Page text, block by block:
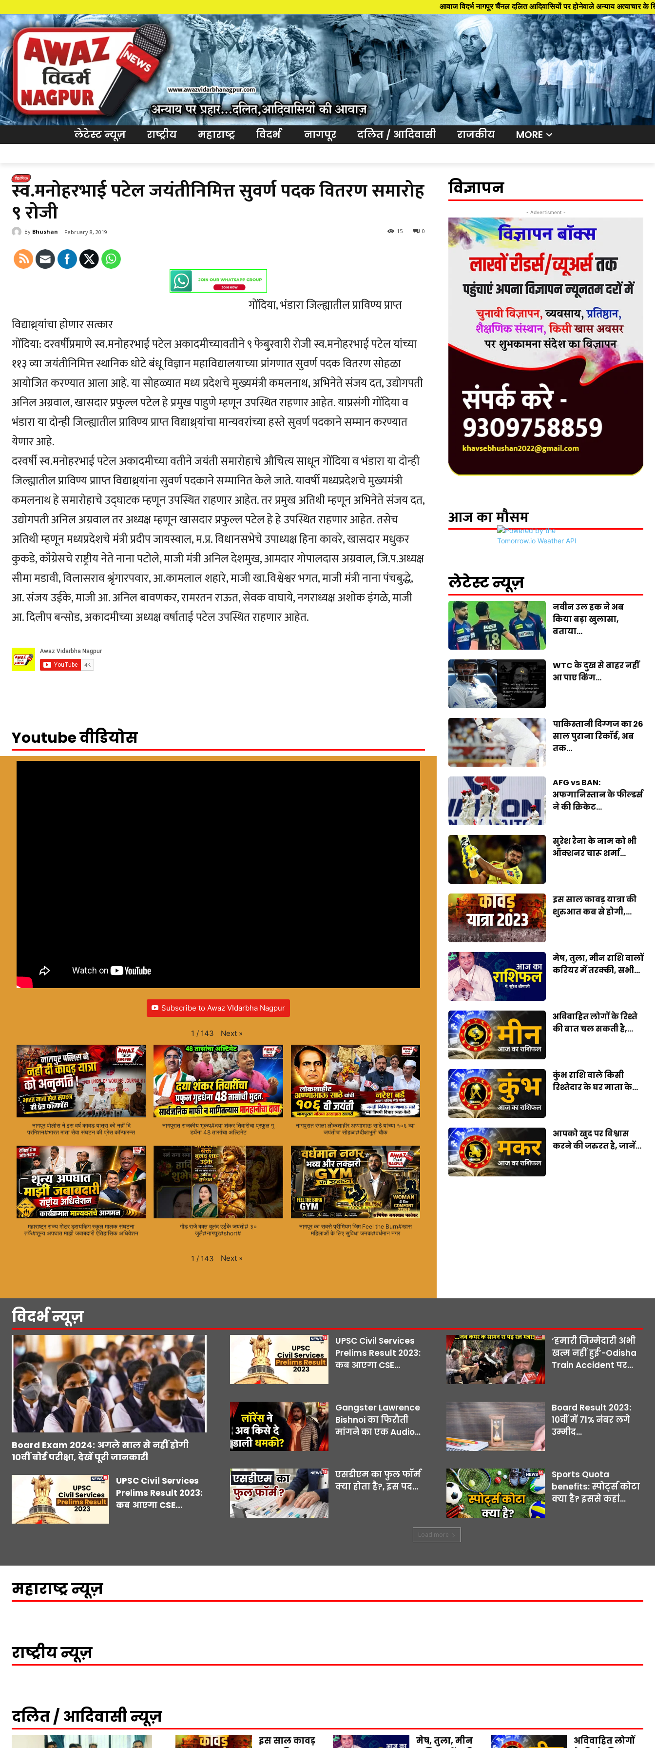
आवाज विदर्भ नागपुर चैंनल दलित आदिवासियों पर होनेवाले अन्याय अत्याचार के खिलाफ
लेटेस्ट न्यूज़ राष्ट्रीय महाराष्ट्र विदर्भ नागपूर दलित / आदिवासी राजकीय MORE
शैक्षणिक
स्व.मनोहरभाई पटेल जयंतीनिमित्त सुवर्ण पदक वितरण समारोह
९ रोजी
By Bhushan February 8, 2019 0
15
गोंदिया, भंडारा जिल्ह्यातील प्राविण्य प्राप्त
विद्याथ्र्यांचा होणार सत्कार
गोंदिया: दरवर्षीप्रमाणे स्व.मनोहरभाई पटेल अकादमीच्यावतीने ९ फेबु्रवारी रोजी स्व.मनोहरभाई पटेल यांच्या
११३ व्या जयंतीनिमित्त स्थानिक धोटे बंधू विज्ञान महाविद्यालयाच्या प्रांगणात सुवर्ण पदक वितरण सोहळा
आयोजित करण्यात आला आहे. या सोहळ्यात मध्य प्रदेशचे मुख्यमंत्री कमलनाथ, अभिनेते संजय दत, उद्योगपती
अनिल अग्रवाल, खासदार प्रफुल्ल पटेल हे प्रमुख पाहुणे म्हणून उपस्थित राहणार आहेत. याप्रसंगी गोंदिया व
भंडारा या दोन्ही जिल्ह्यातील प्राविण्य प्राप्त विद्याथ्र्यांचा मान्यवरांच्या हस्ते सुवर्ण पदकाने सम्मान करण्यात
येणार आहे.
दरवर्षी स्व.मनोहरभाई पटेल अकादमीच्या वतीने जयंती समारोहाचे औचित्य साधून गोंदिया व भंडारा या दोन्ही
जिल्ह्यातील प्राविण्य प्रााप्त विद्याथ्र्यांना सुवर्ण पदकाने सम्मानित केले जाते. यावर्षी मध्यप्रदेशचे मुख्यमंत्री
कमलनाथ हे समारोहाचे उद्घाटक म्हणून उपस्थित राहणार आहेत. तर प्रमुख अतिथी म्हणून अभिनेते संजय दत,
उद्योगपती अनिल अग्रवाल तर अध्यक्ष म्हणून खासदार प्रफुल्ल पटेल हे हे उपस्थित राहणार आहेत. तसेच
अतिथी म्हणून मध्यप्रदेशचे मंत्री प्रदीप जायस्वाल, म.प्र. विधानसभेचे उपाध्यक्ष हिना कावरे, खासदार मधुकर
कुकडे, काँग्रेसचे राष्ट्रीय नेते नाना पटोले, माजी मंत्री अनिल देशमुख, आमदार गोपालदास अग्रवाल, जि.प.अध्यक्ष
सीमा मडावी, विलासराव श्रृंगारपवार, आ.कामलाल शहारे, माजी खा.विश्वेश्वर भगत, माजी मंत्री नाना पंचबुद्धे,
आ. संजय उईके, माजी आ. अनिल बावणकर, रामरतन राऊत, सेवक वाघाये, नगराध्यक्ष अशोक इंगळे, माजी
आ. दिलीप बन्सोड, अकादमीच्या अध्यक्ष वर्षाताई पटेल उपस्थित राहणार आहेत.
Youtube वीडियोस
Subscribe to Awaz VIdarbha Nagpur
1 / 143 Next »
नागपूर पोलीस ने इस वर्ष कावड यात्रा को नहीं दि
परमिशन#भारत माता सेवा संघटन की प्रेस कॉन्फरन्स
नागपुरात राजकीय भूकंप#दया शंकर तिवारीचा प्रफुल गु
डधेंना 48 तासांचा अल्टिमेट
नागपुरात रंगला लोकशाहीर अण्णाभाऊ साठे यांच्या १०६ व्या
जयंतीचा सोहळा#दीक्षाभूमी चौक
महाराष्ट्र राज्य मोटर ड्रायव्हिंग स्कूल मालक संघटना
तर्फे#शून्य अपघात माझी जबाबदारी ऐतिहासिक अधिवेशन
गोंड राजे बक्त बुलंद उईके जयंती# ३०
जुलै#नागपूर#short#
नागपूर का सबसे प्रीमियम जिम Feel the Burn#खास
महिलाओं के लिए सुविधा जनक#वर्धमान नगर
1 / 143 Next »
विज्ञापन
- Advertisment -
आज का मौसम
लेटेस्ट न्यूज़
नवीन उल हक ने अब
किया बड़ा खुलासा,
बताया...
WTC के दुख से बाहर नहीं
आ पाए किंग...
पाकिस्तानी दिग्गज का 26
साल पुराना रिकॉर्ड, अब
तक...
AFG vs BAN:
अफगानिस्तान के फील्डर्स
ने की क्रिकेट...
सुरेश रैना के नाम को भी
ऑक्शनर चारू शर्मा...
इस साल कावड़ यात्रा की
शुरुआत कब से होगी,...
मेष, तुला, मीन राशि वालों
करियर में तरक्की, सभी...
अविवाहित लोगों के रिश्ते
की बात चल सकती है,...
कुंभ राशि वाले किसी
रिश्तेदार के घर माता के...
आपको खुद पर विश्वास
करने की जरुरत है, जानें...
विदर्भ न्यूज़
Board Exam 2024: अगले साल से नहीं होगी
10वीं बोर्ड परीक्षा, देखें पूरी जानकारी
UPSC Civil Services
Prelims Result 2023:
कब आएगा CSE...
UPSC Civil Services
Prelims Result 2023:
कब आएगा CSE...
‘हमारी जिम्मेदारी अभी
खत्म नहीं हुई’-Odisha
Train Accident पर...
Gangster Lawrence
Bishnoi का फिरौती
मांगने का एक Audio...
Board Result 2023:
10वीं में 71% नंबर लगे
उम्मीद...
एसडीएम का फुल फॉर्म
क्या होता है?, इस पद...
Sports Quota
benefits: स्पोर्ट्स कोटा
क्या है? इससे कहां...
Load more
महाराष्ट्र न्यूज़
राष्ट्रीय न्यूज़
दलित / आदिवासी न्यूज़
इस साल कावड़
मेष, तुला, मीन
अविवाहित लोगों